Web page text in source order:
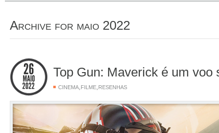
Archive for maio 2022
Top Gun: Maverick é um voo
CINEMA, FILME, RESENHAS